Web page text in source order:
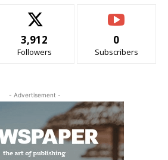
3,912
Followers
0
Subscribers
- Advertisement -